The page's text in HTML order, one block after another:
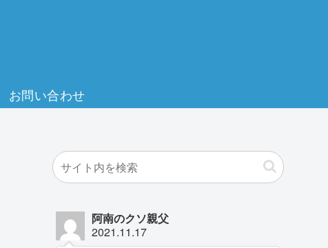
お問い合わせ
阿南のクソ親父
2021.11.17